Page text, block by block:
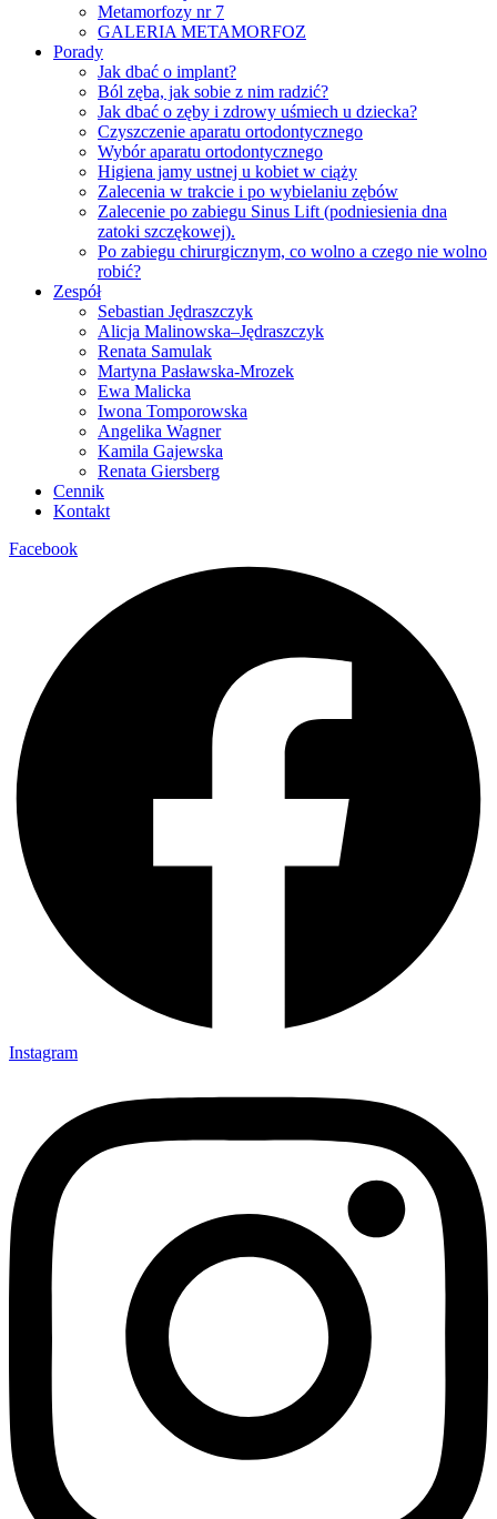
Metamorfozy nr 7
GALERIA METAMORFOZ
Porady
Jak dbać o implant?
Ból zęba, jak sobie z nim radzić?
Jak dbać o zęby i zdrowy uśmiech u dziecka?
Czyszczenie aparatu ortodontycznego
Wybór aparatu ortodontycznego
Higiena jamy ustnej u kobiet w ciąży
Zalecenia w trakcie i po wybielaniu zębów
Zalecenie po zabiegu Sinus Lift (podniesienia dna
zatoki szczękowej).
Po zabiegu chirurgicznym, co wolno a czego nie wolno
robić?
Zespół
Sebastian Jędraszczyk
Alicja Malinowska–Jędraszczyk
Renata Samulak
Martyna Pasławska-Mrozek
Ewa Malicka
Iwona Tomporowska
Angelika Wagner
Kamila Gajewska
Renata Giersberg
Cennik
Kontakt
Facebook
Instagram